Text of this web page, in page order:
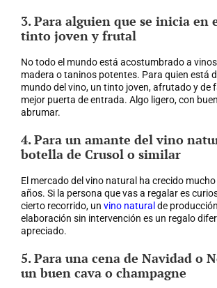
3. Para alguien que se inicia en
tinto joven y frutal
No todo el mundo está acostumbrado a
madera o taninos potentes. Para quien está
mundo del vino, un tinto joven, afrutado y de
mejor puerta de entrada. Algo ligero, con
abrumar.
4. Para un amante del vino
botella de Crusol o similar
El mercado del vino natural ha crecido
años. Si la persona que vas a regalar es
cierto recorrido, un vino naturalde
elaboración sin intervención es un regalo
apreciado.
5. Para una cena de Navidad o
un buen cava o champagne